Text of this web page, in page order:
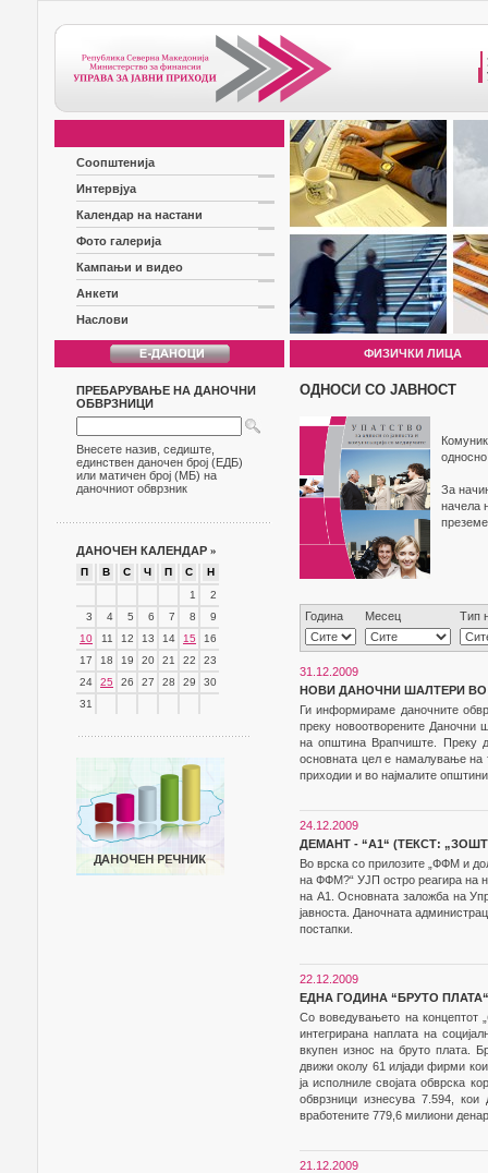
Соопштенија
Интервјуа
Календар на настани
Фото галерија
Кампањи и видео
Анкети
Наслови
ФИЗИЧКИ ЛИЦА
ПРЕБАРУВАЊЕ НА ДАНОЧНИ
ОБВРЗНИЦИ
Внесете назив, седиште,
единствен даночен број (ЕДБ)
или матичен број (МБ) на
даночниот обврзник
ДАНОЧЕН КАЛЕНДАР »
П В С Ч П С
Н
1
2
3
4 5 6 7 8
9
10
11 12 13 14 15
16
17
18 19 20 21 22
23
24
25 26 27 28 29
30
31
ОДНОСИ СО ЈАВНОСТ
За
начела
Година Месец Тип
31.12.2009
НОВИ ДАНОЧНИ ШАЛТЕРИ
Ги информираме даночните
преку новоотворените Даночни
на општина Врапчиште. Преку
основната цел е намалување на
приходии и во најмалите
24.12.2009
ДЕМАНТ - “А1“ (ТЕКСТ:
Во врска со прилозите „ФФМ и
на ФФМ?“ УЈП остро реагира на
на А1. Основната заложба на
јавноста. Даночната
постапки.
22.12.2009
ЕДНА ГОДИНА “БРУТО ПЛАТА“
Со воведувањето на концептот
интегрирана наплата на
вкупен износ на бруто плата.
движи околу 61 илјади фирми
ја исполниле својата обврска
обврзници изнесува 7.594,
вработените 779,6 милиони
21.12.2009